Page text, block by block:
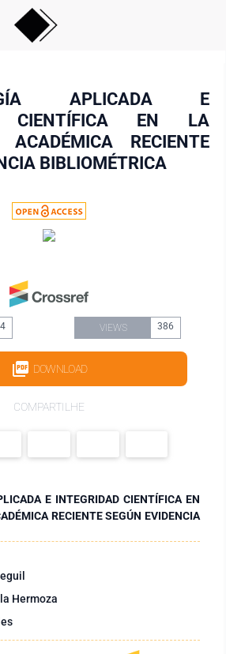
APLICADA E
CIENTÍFICA EN LA
ACADÉMICA RECIENTE
BIBLIOMÉTRICA
4 VIEWS 386
DOWNLOAD
COMPARTILHE
E INTEGRIDAD CIENTÍFICA EN
RECIENTE SEGÚN EVIDENCIA
Hermoza